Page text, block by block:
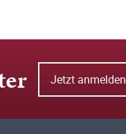
Jetzt anmelden